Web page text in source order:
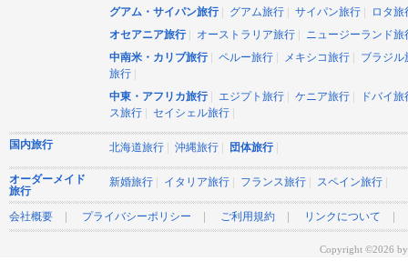
グアム・サイパン旅行| グアム旅行 | サイパン旅行 |
ロタ旅
オセアニア旅行| オーストラリア旅行 |
ニュージーランド旅
中南米・カリブ旅行| ペルー旅行 | メキシコ旅行 |
ブラジル
旅行 |
中東・アフリカ旅行| エジプト旅行 | ケニア旅行 |
ドバイ旅
ス旅行 | セイシェル旅行 |
国内旅行 北海道旅行 | 沖縄旅行 | 団体旅行|
オーダーメイド
旅行
新婚旅行 | イタリア旅行 | フランス旅行 | スペイン旅行 |
会社概要 | プライバシーポリシー | ご利用規約 | リンクについて
Copyright ©2026 by